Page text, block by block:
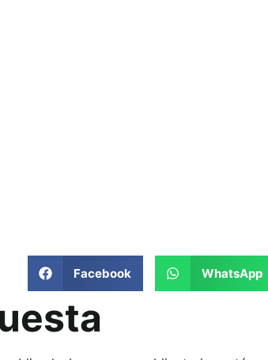
Facebook WhatsApp